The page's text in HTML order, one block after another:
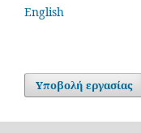
English
Υποβολή εργασίας